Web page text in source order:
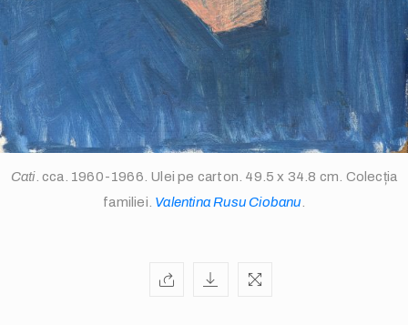
info@valentinarusuciobanu.com
/
Cati. cca. 1960-1966. Ulei pe carton. 49.5 x 34.8 cm. Colecția
familiei. Valentina Rusu Ciobanu